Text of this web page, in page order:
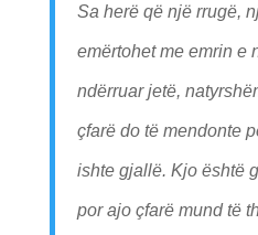
Sa herë që një rrugë,
emërtohet me emrin e
ndërruar jetë,
çfarë do të mendonte
ishte gjallë. Kjo është
por ajo çfarë mund të